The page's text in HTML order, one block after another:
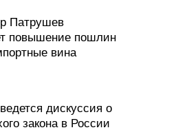
Патрушев
повышение пошлин
вина
дискуссия о
закона в России